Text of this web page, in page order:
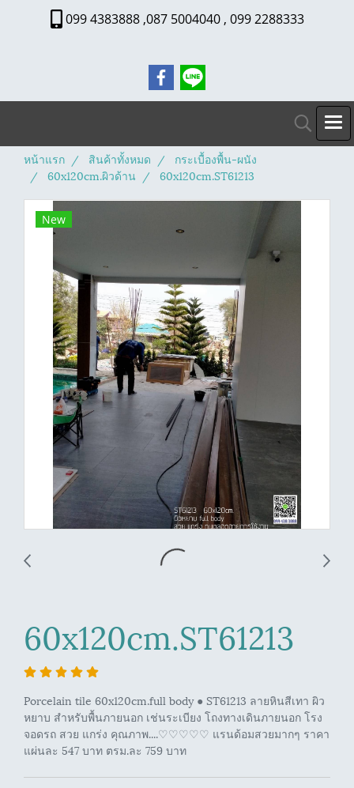
099 4383888 ,087 5004040 , 099 2288333
หน้าแรก สินค้าทั้งหมด
กระเบื้องพื้น-ผนัง
60x120cm.ผิวด้าน
60x120cm.ST61213
New
60x120cm.ST61213
Porcelain tile 60x120cm.full body ● ST61213 ลายหินสีเทา ผิว
หยาบ สำหรับพื้นภายนอก เช่นระเบียง โถงทางเดินภายนอก โรง
จอดรถ สวย แกร่ง คุณภาพ....♡♡♡♡♡ แรนด้อมสวยมากๆ ราคา
แผ่นละ 547 บาท ตรม.ละ 759 บาท